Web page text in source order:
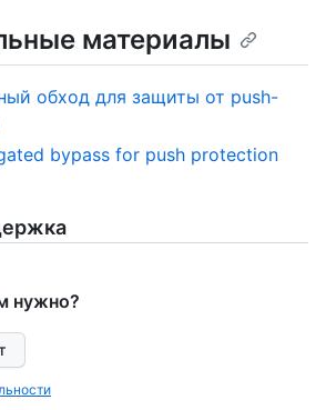
материалы
обход для защиты от push-
bypass for push protection
нужно?